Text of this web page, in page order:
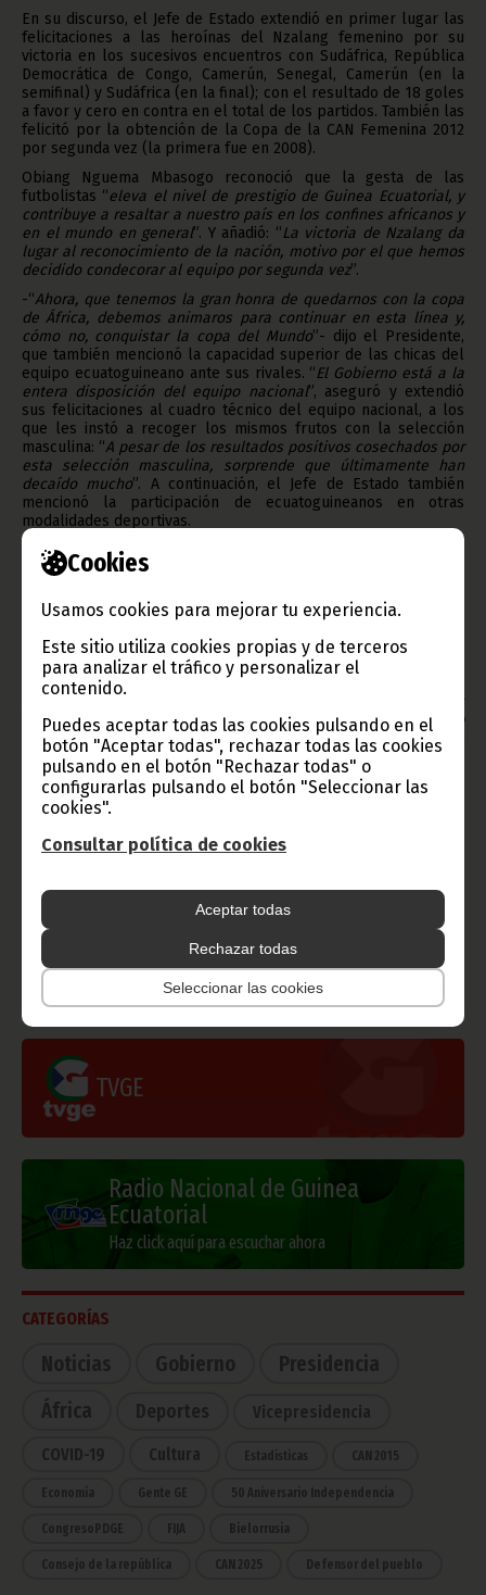
Cookies
Usamos cookies para mejorar tu experiencia.
Este sitio utiliza cookies propias y de terceros
para analizar el tráfico y personalizar el
contenido.
Puedes aceptar todas las cookies pulsando en el
botón "Aceptar todas", rechazar todas las cookies
pulsando en el botón "Rechazar todas" o
configurarlas pulsando el botón "Seleccionar las
cookies".
Consultar política de cookies
Aceptar todas
Rechazar todas
Seleccionar las cookies
En su discurso, el Jefe de Estado extendió en primer lugar las
felicitaciones a las heroínas del Nzalang femenino por su
victoria en los sucesivos encuentros con Sudáfrica, República
Democrática de Congo, Camerún, Senegal, Camerún (en la
semifinal) y Sudáfrica (en la final); con el resultado de 18 goles
a favor y cero en contra en el total de los partidos. También las
felicitó por la obtención de la Copa de la CAN Femenina 2012
por segunda vez (la primera fue en 2008).
Obiang Nguema Mbasogo reconoció que la gesta de las
futbolistas “eleva el nivel de prestigio de Guinea Ecuatorial, y
contribuye a resaltar a nuestro país en los confines africanos y
en el mundo en general”. Y añadió: “La victoria de Nzalang da
lugar al reconocimiento de la nación, motivo por el que hemos
decidido condecorar al equipo por segunda vez”.
-“Ahora, que tenemos la gran honra de quedarnos con la copa
de África, debemos animaros para continuar en esta línea y,
cómo no, conquistar la copa del Mundo”- dijo el Presidente,
que también mencionó la capacidad superior de las chicas del
equipo ecuatoguineano ante sus rivales. “El Gobierno está a la
entera disposición del equipo nacional”, aseguró y extendió
sus felicitaciones al cuadro técnico del equipo nacional, a los
que les instó a recoger los mismos frutos con la selección
masculina: “A pesar de los resultados positivos cosechados por
esta selección masculina, sorprende que últimamente han
decaído mucho”. A continuación, el Jefe de Estado también
mencionó la participación de ecuatoguineanos en otras
modalidades deportivas.
La ceremonia se cerró tras los saludos de las jugadoras a la
pareja presidencial y un almuerzo al que asistió también el
Texto: María Jesús Nsang Nguema.
Fotos: Romualdo Ndong Ayingono.
(Equipo Prensa Presidencial)
Oficina de Información y Prensa de Guinea Ecuatorial.
imágenes que lo acompañen debe hacerse, siempre y en todo
lugar, con la mención de la fuente de origen de la misma
(Oficina de Información y Prensa de Guinea Ecuatorial).
Información de Guinea Ecuatorial
TVGE
Radio Nacional de Guinea
Ecuatorial
Haz click aquí para escuchar ahora
CATEGORÍAS
Noticias Gobierno
Presidencia
África
Deportes Vicepresidencia
COVID-19 Cultura Estadísticas CAN 2015
Economía Gente GE 50 Aniversario Independencia
CongresoPDGE FIJA Bielorrusia
Consejo de la república CAN 2025 Defensor del pueblo